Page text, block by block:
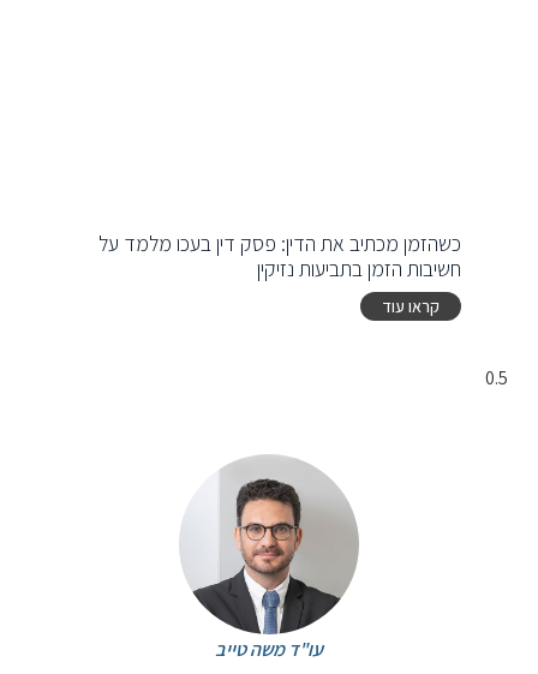
כשהזמן מכתיב את הדין: פסק דין בעכו מלמד על
חשיבות הזמן בתביעות נזיקין
קראו עוד
עו"ד משה טייב